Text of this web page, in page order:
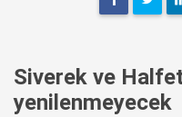
Siverek ve
yenilenmeyecek